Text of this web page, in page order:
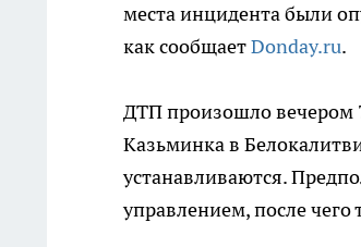
места инцидента были
как сообщаетDonday.ru.
ДТП произошло вечером
Казьминка в
устанавливаются.
управлением, после чего